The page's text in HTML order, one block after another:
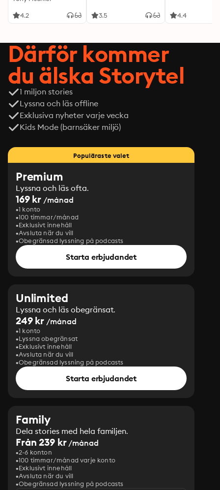
4.2 3.5 4.4
Därför kommer
du älska Storytel
1 miljon stories
Lyssna och läs offline
Exklusiva nyheter varje vecka
Kids Mode (barnsäker miljö)
Populäraste valet
Premium
Lyssna och läs ofta.
169 kr /månad
1 konto
100 timmar/månad
Exklusivt innehåll
Avsluta när du vill
Obegränsad lyssning på podcasts
Starta erbjudandet
Unlimited
Lyssna och läs obegränsat.
249 kr /månad
1 konto
Lyssna obegränsat
Exklusivt innehåll
Avsluta när du vill
Obegränsad lyssning på podcasts
Starta erbjudandet
Family
Dela stories med hela familjen.
Från 239 kr/månad
2-6 konton
100 timmar/månad varje konto
Exklusivt innehåll
Avsluta när du vill
Obegränsad lyssning på podcasts